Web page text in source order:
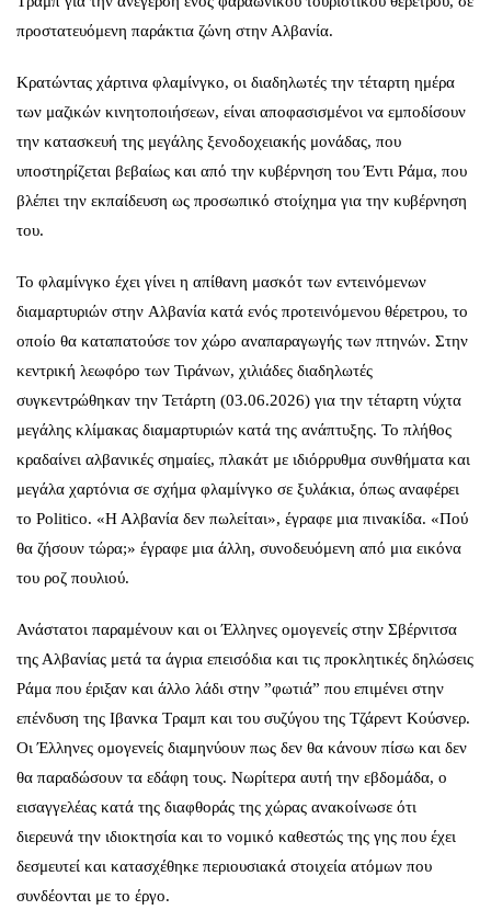
προστατευόμενη παράκτια ζώνη στην Αλβανία.
Κρατώντας χάρτινα φλαμίνγκο, οι διαδηλωτές την τέταρτη ημέρα
των μαζικών κινητοποιήσεων, είναι αποφασισμένοι να εμποδίσουν
την κατασκευή της μεγάλης ξενοδοχειακής μονάδας, που
υποστηρίζεται βεβαίως και από την κυβέρνηση του Έντι Ράμα, που
βλέπει την εκπαίδευση ως προσωπικό στοίχημα για την κυβέρνηση
του.
Το φλαμίνγκο έχει γίνει η απίθανη μασκότ των εντεινόμενων
διαμαρτυριών στην Αλβανία κατά ενός προτεινόμενου θέρετρου, το
οποίο θα καταπατούσε τον χώρο αναπαραγωγής των πτηνών. Στην
κεντρική λεωφόρο των Τιράνων, χιλιάδες διαδηλωτές
συγκεντρώθηκαν την Τετάρτη (03.06.2026) για την τέταρτη νύχτα
μεγάλης κλίμακας διαμαρτυριών κατά της ανάπτυξης. Το πλήθος
κραδαίνει αλβανικές σημαίες, πλακάτ με ιδιόρρυθμα συνθήματα και
μεγάλα χαρτόνια σε σχήμα φλαμίνγκο σε ξυλάκια, όπως αναφέρει
το Politico. «Η Αλβανία δεν πωλείται», έγραφε μια πινακίδα. «Πού
θα ζήσουν τώρα;» έγραφε μια άλλη, συνοδευόμενη από μια εικόνα
του ροζ πουλιού.
Ανάστατοι παραμένουν και οι Έλληνες ομογενείς στην Σβέρνιτσα
της Αλβανίας μετά τα άγρια επεισόδια και τις προκλητικές δηλώσεις
Ράμα που έριξαν και άλλο λάδι στην ”φωτιά” που επιμένει στην
επένδυση της Ιβανκα Τραμπ και του συζύγου της Τζάρεντ Κούσνερ.
Οι Έλληνες ομογενείς διαμηνύουν πως δεν θα κάνουν πίσω και δεν
θα παραδώσουν τα εδάφη τους. Νωρίτερα αυτή την εβδομάδα, ο
εισαγγελέας κατά της διαφθοράς της χώρας ανακοίνωσε ότι
διερευνά την ιδιοκτησία και το νομικό καθεστώς της γης που έχει
δεσμευτεί και κατασχέθηκε περιουσιακά στοιχεία ατόμων που
συνδέονται με το έργο.